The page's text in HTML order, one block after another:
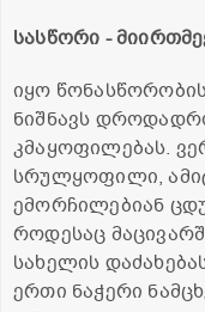
სასწორი -
იყო
ნიშნავს
კმაყოფილებას.
სრულყოფილი,
ემორჩილებიან
როდესაც
სახელის
ერთი ნაჭერი